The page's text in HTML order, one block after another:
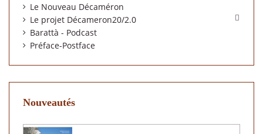
Le Nouveau Décaméron
Le projet Décameron20/2.0

Barattà - Podcast
Préface-Postface
Nouveautés